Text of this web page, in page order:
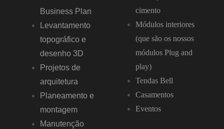
Business Plan
Levantamento
topográfico e
desenho 3D
Projetos de
arquitetura
Planeamento e
montagem
Manutenção
cimento
Módulos interiores
(que são os nossos
módulos Plug and
play)
Tendas Bell
Casamentos
Eventos